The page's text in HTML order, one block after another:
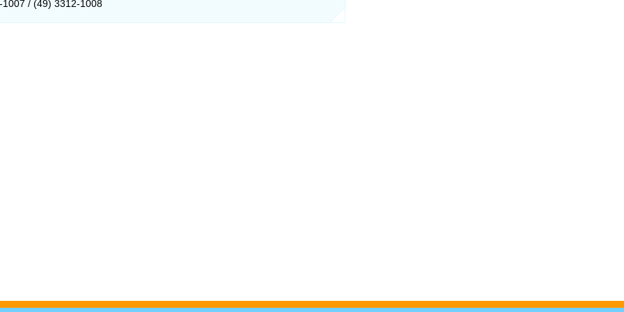
/ (49) 3312-1008